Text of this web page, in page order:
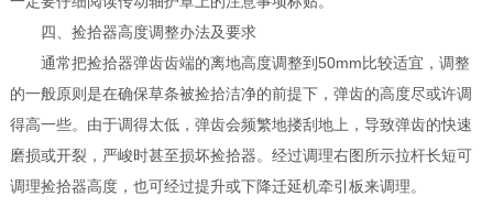
四、捡拾器高度调整办法及要求
通常把捡拾器弹齿齿端的离地高度调整到50mm比较适宜，调整
的一般原则是在确保草条被捡拾洁净的前提下，弹齿的高度尽或许调
得高一些。由于调得太低，弹齿会频繁地搂刮地上，导致弹齿的快速
磨损或开裂，严峻时甚至损坏捡拾器。经过调理右图所示拉杆长短可
调理捡拾器高度，也可经过提升或下降迁延机牵引板来调理。